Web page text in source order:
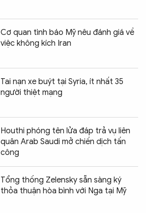
Cơ quan tình báo Mỹ nêu đánh giá về
việc không kích Iran
Tai nạn xe buýt tại Syria, ít nhất 35
người thiệt mạng
Houthi phóng tên lửa đáp trả vụ liên
quân Arab Saudi mở chiến dịch tấn
công
Tổng thống Zelensky sẵn sàng ký
thỏa thuận hòa bình với Nga tại Mỹ